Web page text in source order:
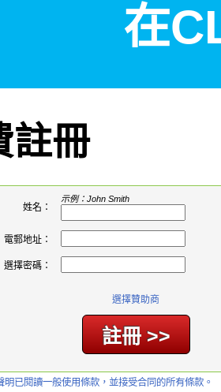
在
註冊
姓名：
示例：John Smith
電郵地址：
選擇密碼：
選擇贊助商
明已閱讀一般使用條款，並接受合同的所有條款。